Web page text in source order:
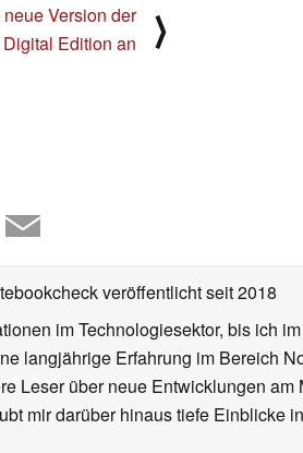
Version der
Edition an
⟩
veröffentlichtseit 2018
im Technologiesektor, bis ich
langjährige Erfahrung im Bereich
Leser über neue Entwicklungen am
mir darüber hinaus tiefe Einblicke